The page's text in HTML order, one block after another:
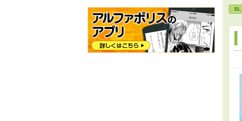
BL